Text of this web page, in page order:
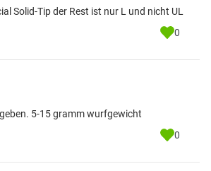
Solid-Tip der Rest ist nur L und nicht UL
0
5-15 gramm wurfgewicht
0